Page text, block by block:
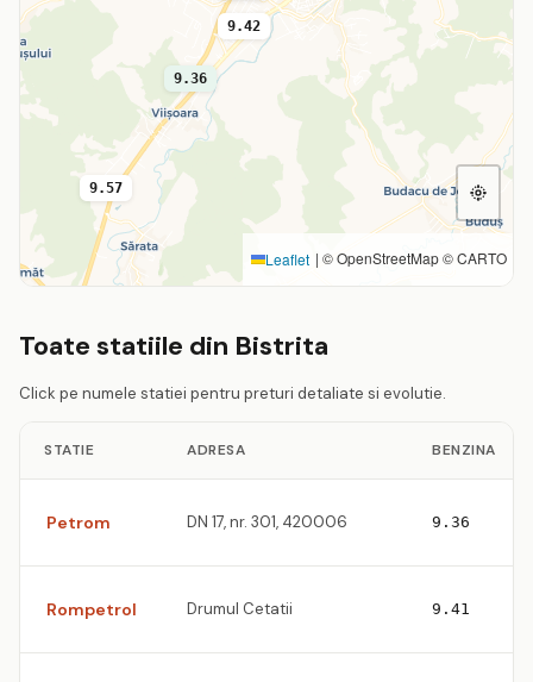
9.36
9.57
9.42
Leaflet | © OpenStreetMap © CARTO
Toate statiile din Bistrita
Click pe numele statiei pentru preturi detaliate si evolutie.
STATIE ADRESA BENZINA
Petrom DN 17, nr. 301, 420006 9.36
Rompetrol Drumul Cetatii 9.41